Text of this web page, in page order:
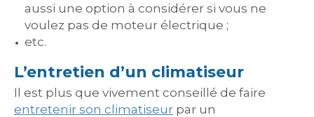
aussi une option à considérer si vous ne
voulez pas de moteur électrique ;
etc.
L’entretien d’un climatiseur
Il est plus que vivement conseillé de faire
entretenir son climatiseur par un